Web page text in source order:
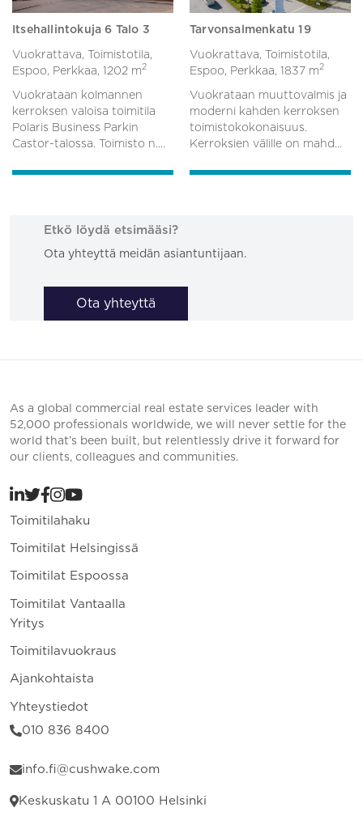
Itsehallintokuja 6 Talo 3
Vuokrattava, Toimistotila,
Espoo, Perkkaa, 1202 m2
Vuokrataan kolmannen
kerroksen valoisa toimitila
Polaris Business Parkin
Castor-talossa. Toimisto n....
Tarvonsalmenkatu 19
Vuokrattava, Toimistotila,
Espoo, Perkkaa, 1837 m2
Vuokrataan muuttovalmis ja
moderni kahden kerroksen
toimistokokonaisuus.
Kerroksien välille on mahd...
Etkö löydä etsimääsi?
Ota yhteyttä meidän asiantuntijaan.
Ota yhteyttä
As a global commercial real estate services leader with
52,000 professionals worldwide, we will never settle for the
world that’s been built, but relentlessly drive it forward for
our clients, colleagues and communities.
Toimitilahaku
Toimitilat Helsingissä
Toimitilat Espoossa
Toimitilat Vantaalla
Yritys
Toimitilavuokraus
Ajankohtaista
Yhteystiedot
010 836 8400
info.fi@cushwake.com
Keskuskatu 1 A 00100 Helsinki